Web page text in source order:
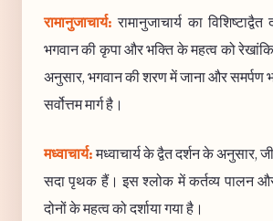
रामानुजाचार्य: रामानुजाचार्य का
भगवान की कृपा और भक्ति के महत्व को
अनुसार, भगवान की शरण में जाना और समर्पण
सर्वोत्तम मार्ग है।
मध्वाचार्य:मध्वाचार्य के द्वैत दर्शन के अनुसार,
सदा पृथक हैं। इस श्लोक में कर्तव्य पालन
दोनों के महत्व को दर्शाया गया है।